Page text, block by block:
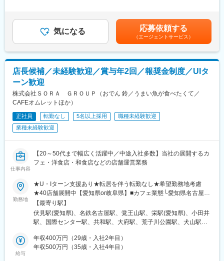
る機会も..！
＜当社の特徴＞
◎私たちは、ドラゴンズやバンテリンドーム ナゴヤなど中日グル
を解決する広告代理店です。
◎販促の企画提案から運営まで幅広く関わり、「お客様にとって
のベストは何か？」を常に考え、ビジネス全体を動かす力を持っ
たプロフェッショナル集団です。
変更の範囲：会社の定める業務
・住宅会社への紹介
・面談日時の設定
・相談後のお客様、住宅会社のフォロー(お電話、LINE@)
※入社後、約2-3ヶ月間は研修を行います。座学研修、先輩の商談
への同席、ロープレ、ロープレ試験、先輩に同席してもらいなが
らの商談を経て、独り立ちとなります。
＜店長業務＞
・店舗運営
・店舗スタッフの指導育成、採用
・住宅会社との関係性構築など
※普通免許必要
■過去入社事例
アパレル、結婚式場、スーパーなど異業界出身者が活躍中！
も大きなイベントに関わるやりがいのある仕事です。
■採用背景
『くふうイエタテカウンター』は、注文住宅やリフォーム・リノ
ベーションを検討している方が、希望に合ったベストパートナー
4月現在、静岡県内に6店舗、愛知県内に4店舗、山梨県・栃木
県・群馬県・千葉県内に1店舗ずつを展開しており、うち5店舗は
手当＞有＜給与補足＞※上記年収には、45時間分のみなし残業代
を含む※詳細は、経験・能力を考慮した上で決定■給与改定：年2
回（4月、10月）賃金はあくまでも目安の金額であり、選考を通
じて上下する可能性があります。月給(月額)は固定手当を含めた表
記です。
気になる 応募依頼する
（エージェントサービス）
店長候補／未経験歓迎／賞与年2回／報奨金制度／UIタ
ーン歓迎
株式会社ＳＯＲＡ ＧＲＯＵＰ（おでん 鈴／うまい魚が食べたくて／
CAFEオムレットほか）
正社員 転勤なし 5名以上採用
職種未経験歓迎
業種未経験歓迎
仕事内容
【20～50代まで幅広く活躍中／中途入社多数】当社の展開するカ
フェ・洋食店・和食店などの店舗運営業務
勤務地
★U・Iターン支援あり★転居を伴う転勤なし★希望勤務地考慮
★40店舗展開中【愛知県or岐阜県】■カフェ業態└愛知県名古屋
市、犬山市、大府市■洋食業態└愛知県名古屋駅周辺・名古屋市└
岐阜県各務原市■和食業態└愛知県名古屋市（中村区、中区、千種
区、西区）■居酒屋業態└愛知県名古屋市（中村区、中区）、豊橋
（社員寮完備／家賃の半額は会社が負担します！※遠方にお住まい
の方対象）※マイカー通勤OK（駐車場完備／店舗により異なる）※
【最寄り駅】
伏見駅(愛知県)、名鉄名古屋駅、覚王山駅、栄駅(愛知県)、小田井
駅、国際センター駅、共和駅、大府駅、荒子川公園駅、犬山駅、
新羽島駅、扶桑駅、大外羽駅、神領駅、開明駅、塩釜口駅、豊橋
駅、丸の内駅(愛知県)、近鉄名古屋駅、池下駅、栄町駅(愛知県)、
給与
年収400万円（29歳・入社2年目）
年収500万円（35歳・入社4年目）